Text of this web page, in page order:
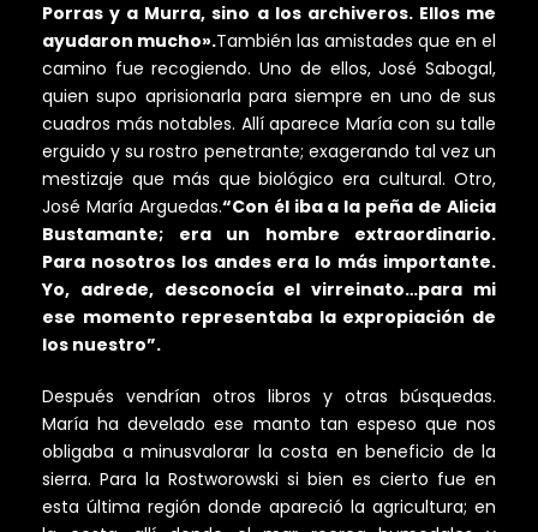
Porras y a Murra, sino a los archiveros. Ellos me
ayudaron mucho».También las amistades que en el
camino fue recogiendo. Uno de ellos, José Sabogal,
quien supo aprisionarla para siempre en uno de sus
cuadros más notables. Allí aparece María con su talle
erguido y su rostro penetrante; exagerando tal vez un
mestizaje que más que biológico era cultural. Otro,
José María Arguedas.“Con él iba a la peña de Alicia
Bustamante; era un hombre extraordinario.
Para nosotros los andes era lo más importante.
Yo, adrede, desconocía el virreinato…para mi
ese momento representaba la expropiación de
los nuestro”.
Después vendrían otros libros y otras búsquedas.
María ha develado ese manto tan espeso que nos
obligaba a minusvalorar la costa en beneficio de la
sierra. Para la Rostworowski si bien es cierto fue en
esta última región donde apareció la agricultura; en